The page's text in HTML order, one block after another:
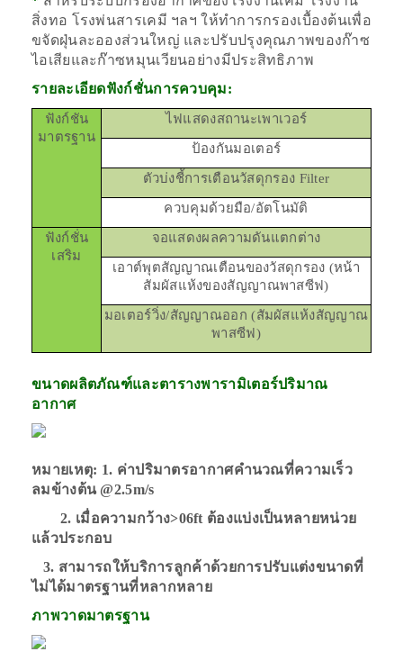
สิ่งทอ โรงพ่นสารเคมี ฯลฯ ให้ทำการกรองเบื้องต้นเพื่อ
ขจัดฝุ่นละอองส่วนใหญ่ และปรับปรุงคุณภาพของก๊าซ
ไอเสียและก๊าซหมุนเวียนอย่างมีประสิทธิภาพ
รายละเอียดฟังก์ชั่นการควบคุม:
ฟังก์ชัน
มาตรฐาน
ไฟแสดงสถานะเพาเวอร์
ป้องกันมอเตอร์
ตัวบ่งชี้การเตือนวัสดุกรอง Filter
ควบคุมด้วยมือ/อัตโนมัติ
ฟังก์ชั่น
เสริม
จอแสดงผลความดันแตกต่าง
เอาต์พุตสัญญาณเตือนของวัสดุกรอง (หน้า
สัมผัสแห้งของสัญญาณพาสซีฟ)
มอเตอร์วิ่ง/สัญญาณออก (สัมผัสแห้งสัญญาณ
พาสซีฟ)
ขนาดผลิตภัณฑ์และตารางพารามิเตอร์ปริมาณ
อากาศ
หมายเหตุ: 1. ค่าปริมาตรอากาศคำนวณที่ความเร็ว
ลมข้างต้น @2.5m/s
2. เมื่อความกว้าง>06ft ต้องแบ่งเป็นหลายหน่วย
แล้วประกอบ
3. สามารถให้บริการลูกค้าด้วยการปรับแต่งขนาดที่
ไม่ได้มาตรฐานที่หลากหลาย
ภาพวาดมาตรฐาน